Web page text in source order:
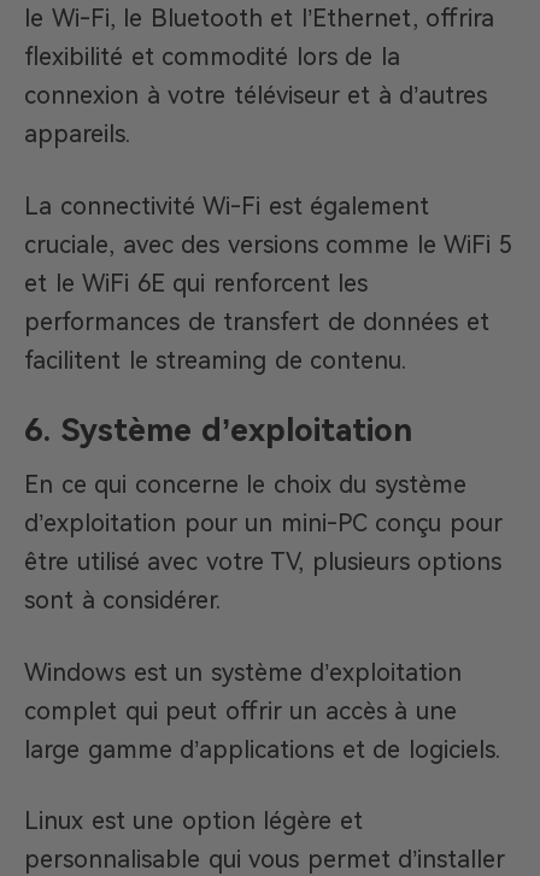
le Wi-Fi, le Bluetooth et l’Ethernet, offrira
flexibilité et commodité lors de la
connexion à votre téléviseur et à d’autres
appareils.
La connectivité Wi-Fi est également
cruciale, avec des versions comme le WiFi 5
et le WiFi 6E qui renforcent les
performances de transfert de données et
facilitent le streaming de contenu.
6. Système d’exploitation
En ce qui concerne le choix du système
d’exploitation pour un mini-PC conçu pour
être utilisé avec votre TV, plusieurs options
sont à considérer.
Windows est un système d’exploitation
complet qui peut offrir un accès à une
large gamme d’applications et de logiciels.
Linux est une option légère et
personnalisable qui vous permet d’installer